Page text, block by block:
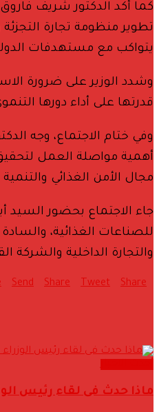
كما أكد الدكتور شريف
تطوير منظومة تجارة
يتواكب مع مستهدفات
وشدد الوزير على ضرورة
قدرتها على أداء دورها
وفي ختام الاجتماع، وجه
أهمية مواصلة العمل
مجال الأمن الغذائي
جاء الاجتماع بحضور السيد
للصناعات الغذائية،
والتجارة الداخلية والشركة
Share
Tweet
Share
Send
ماذا حدث فى لقاء رئيس